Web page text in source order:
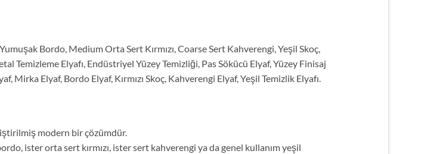
Bordo, Medium Orta Sert Kırmızı, Coarse Sert Kahverengi, Yeşil Skoç,
Temizleme Elyafı, Endüstriyel Yüzey Temizliği, Pas Sökücü Elyaf, Yüzey Finisaj
Elyaf, Bordo Elyaf, Kırmızı Skoç, Kahverengi Elyaf, Yeşil Temizlik Elyafı.
modern bir çözümdür.
ister orta sert kırmızı, ister sert kahverengi ya da genel kullanım yeşil